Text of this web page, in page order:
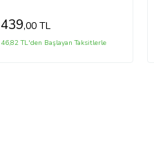
439,00 TL
46,82 TL'den Başlayan Taksitlerle